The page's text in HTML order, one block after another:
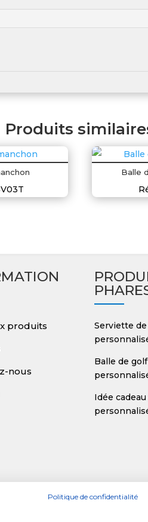
Produits
Balle
produits
nous
Serviette
Balle de golf
Idée
Politique de confidentialité